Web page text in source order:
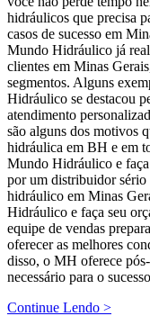
hidráulicos que precisa
casos de sucesso em
Mundo Hidráulico já
clientes em Minas
segmentos. Alguns
Hidráulico se destacou
atendimento
são alguns dos motivos
hidráulica em BH e em
Mundo Hidráulico e faça
por um distribuidor
hidráulico em Minas
Hidráulico e faça seu
equipe de vendas
oferecer as melhores
disso, o MH oferece
necessário para o
Continue Lendo >